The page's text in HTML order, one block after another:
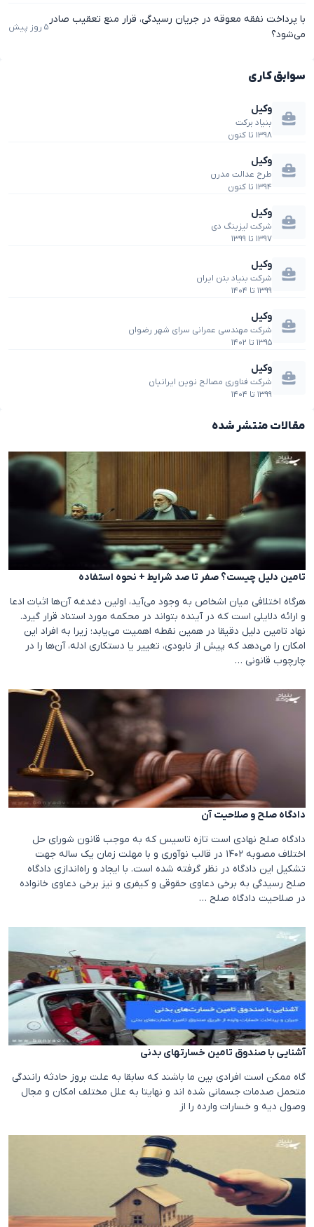
با پرداخت نفقه معوقه در جریان رسیدگی، قرار منع تعقیب صادر
می‌شود؟
۵ روز پیش
سوابق کاری
وکیل
بنیاد برکت
۱۳۹۸ تا کنون
وکیل
طرح عدالت مدرن
۱۳۹۴ تا کنون
وکیل
شرکت لیزینگ دی
۱۳۹۷ تا ۱۳۹۹
وکیل
شرکت بنیاد بتن ایران
۱۳۹۹ تا ۱۴۰۴
وکیل
شرکت مهندسی عمرانی سرای شهر رضوان
۱۳۹۵ تا ۱۴۰۲
وکیل
شرکت فناوری مصالح نوین ایرانیان
۱۳۹۹ تا ۱۴۰۴
مقالات منتشر شده
تامین دلیل چیست؟ صفر تا صد شرایط + نحوه استفاده
هرگاه اختلافی میان اشخاص به وجود می‌آید، اولین دغدغه آن‌ها اثبات ادعا
و ارائه دلایلی است که در آینده بتواند در محکمه مورد استناد قرار گیرد.
نهاد تامین دلیل دقیقا در همین نقطه اهمیت می‌یابد؛ زیرا به افراد این
امکان را می‌دهد که پیش از نابودی، تغییر یا دستکاری ادله، آن‌ها را در
چارچوب قانونی …
دادگاه صلح و صلاحیت آن
دادگاه صلح نهادی است تازه تاسیس که به موجب قانون شورای حل
اختلاف مصوبه ۱۴۰۲ در قالب نوآوری و با مهلت زمان یک ساله جهت
تشکیل این دادگاه در نظر گرفته شده است. با ایجاد و راه‌اندازی دادگاه
صلح رسیدگی به برخی دعاوی حقوقی و کیفری و نیز برخی دعاوی خانواده
در صلاحیت دادگاه صلح …
آشنایی با صندوق تامین خسارتهای بدنی
گاه ممکن است افرادی بین ما باشند که سابقا به علت بروز حادثه رانندگی
متحمل صدمات جسمانی شده اند و نهایتا به علل مختلف امکان و مجال
وصول دیه و خسارات وارده را از